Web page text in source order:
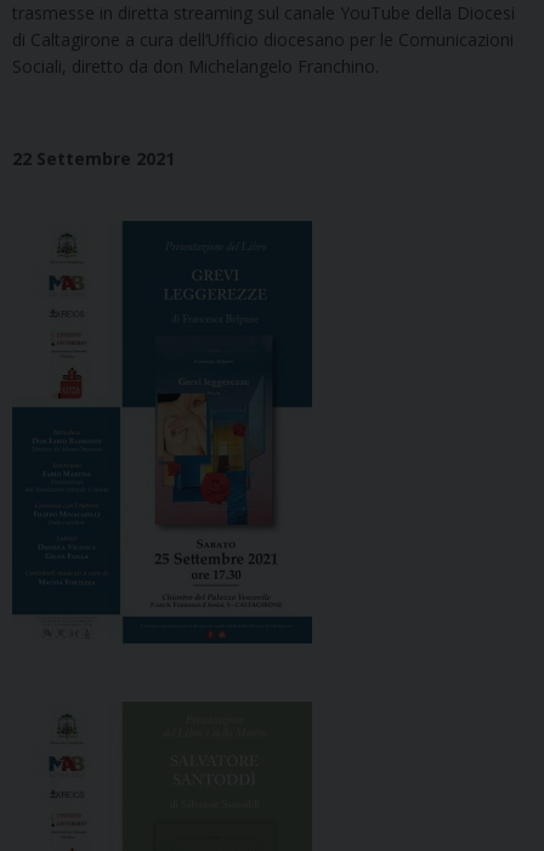
trasmesse in diretta streaming sul canale YouTube della Diocesi
di Caltagirone a cura dell’Ufficio diocesano per le Comunicazioni
Sociali, diretto da don Michelangelo Franchino.
22 Settembre 2021